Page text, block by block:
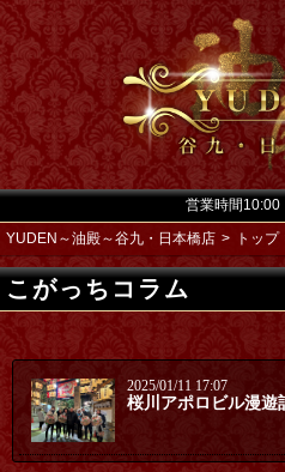
営業時間10:00
YUDEN～油殿～谷九・日本橋店
トップ
こがっちコラム
2025/01/11 17:07
桜川アポロビル漫